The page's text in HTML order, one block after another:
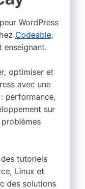
WordPress
Codeable,
enseignant.
optimiser et
avec une
performance,
sur
tutoriels
Linux et
des solutions